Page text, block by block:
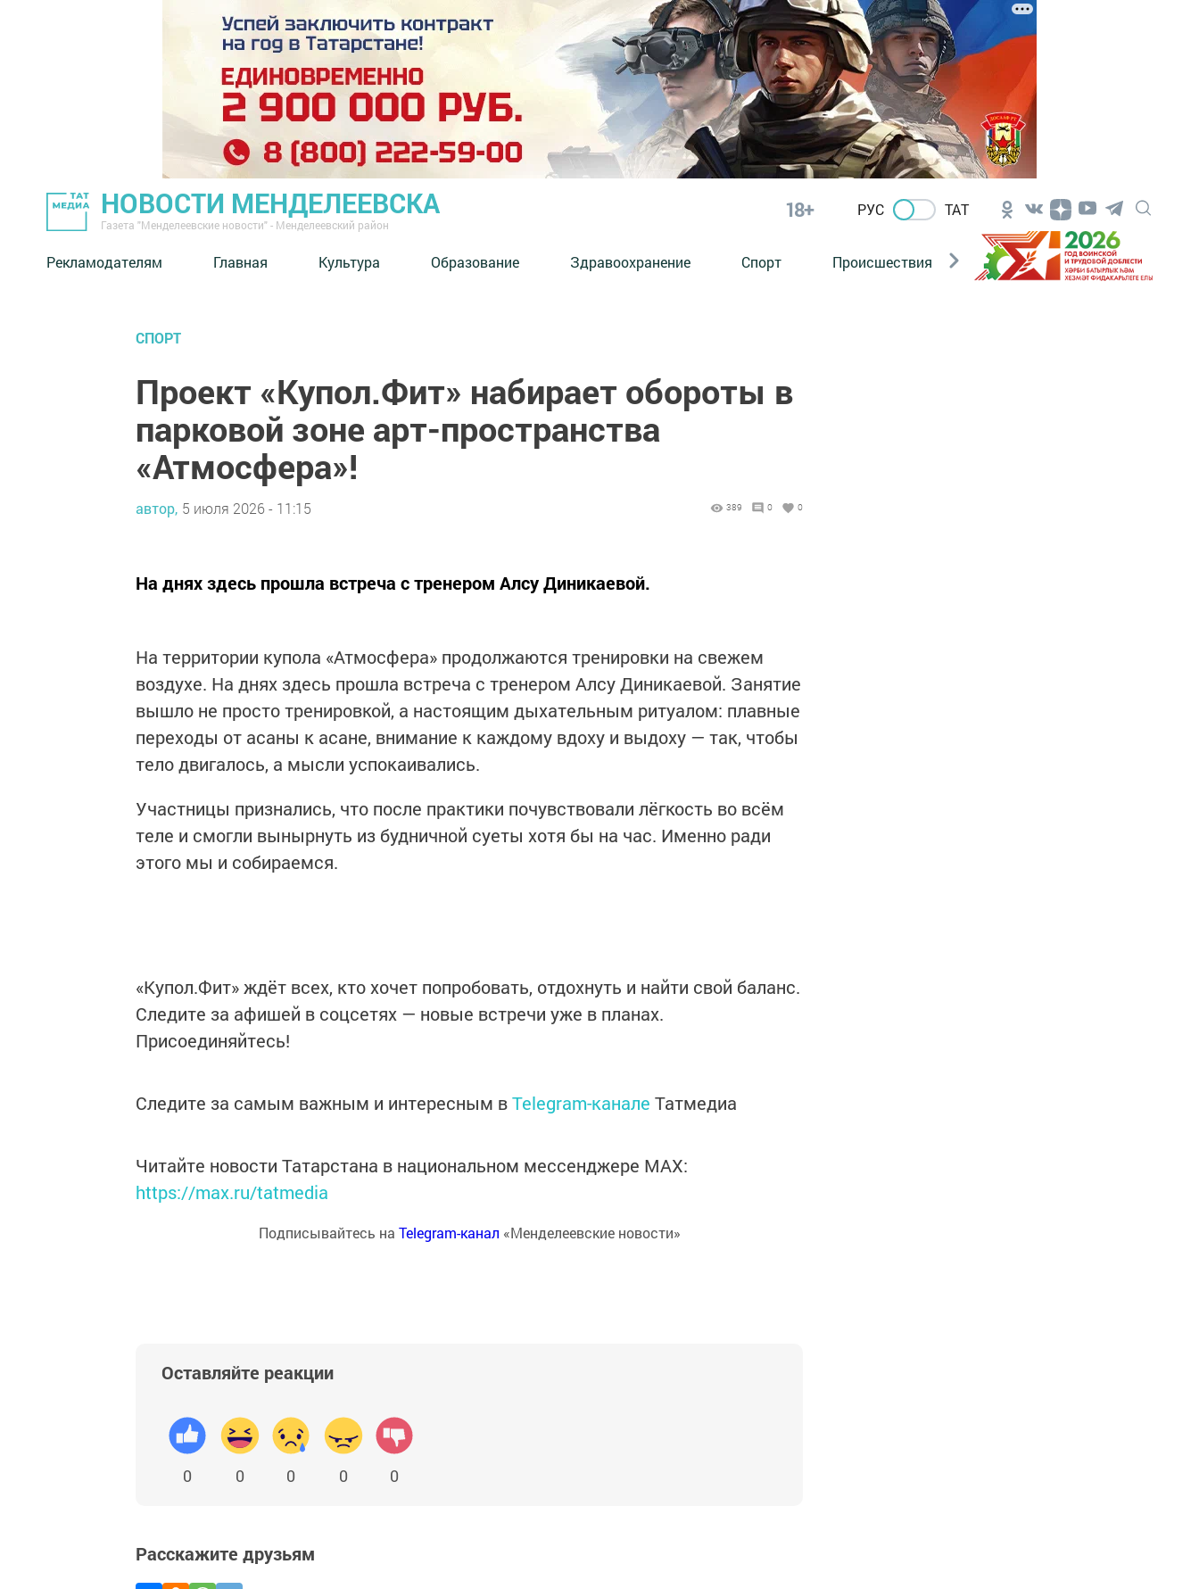
НОВОСТИ МЕНДЕЛЕЕВСКА
Газета "Менделеевские новости" - Менделеевский район
18+ РУС ТАТ
Рекламодателям Главная Культура Образование Здравоохранение Спорт Происшествия Новости Госавтоинспекции
СПОРТ
Проект «Купол.Фит» набирает обороты в
парковой зоне арт-пространства
«Атмосфера»!
автор, 5 июля 2026 - 11:15 389 0 0
На днях здесь прошла встреча с тренером Алсу Диникаевой.
На территории купола «Атмосфера» продолжаются тренировки на свежем
воздухе. На днях здесь прошла встреча с тренером Алсу Диникаевой. Занятие
вышло не просто тренировкой, а настоящим дыхательным ритуалом: плавные
переходы от асаны к асане, внимание к каждому вдоху и выдоху — так, чтобы
тело двигалось, а мысли успокаивались.
Участницы признались, что после практики почувствовали лёгкость во всём
теле и смогли вынырнуть из будничной суеты хотя бы на час. Именно ради
этого мы и собираемся.
«Купол.Фит» ждёт всех, кто хочет попробовать, отдохнуть и найти свой баланс.
Следите за афишей в соцсетях — новые встречи уже в планах.
Присоединяйтесь!
Следите за самым важным и интересным вTelegram-канале Татмедиа
Читайте новости Татарстана в национальном мессенджере MАХ:
https://max.ru/tatmedia
Подписывайтесь на Telegram-канал «Менделеевские новости»
Оставляйте реакции
0 0 0 0 0
Расскажите друзьям